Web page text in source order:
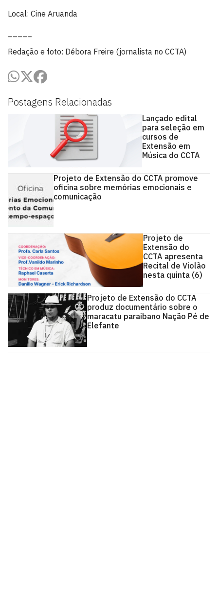
Postagens Relacionadas
Lançado edital
para seleção em
cursos de
Extensão em
Música do CCTA
Projeto de Extensão do CCTA promove
oficina sobre memórias emocionais e
comunicação
Projeto de
Extensão do
CCTA apresenta
Recital de Violão
nesta quinta (6)
Projeto de Extensão do CCTA
produz documentário sobre o
maracatu paraibano Nação Pé de
Elefante
Local: Cine Aruanda
Redação e foto: Débora Freire (jornalista no CCTA)